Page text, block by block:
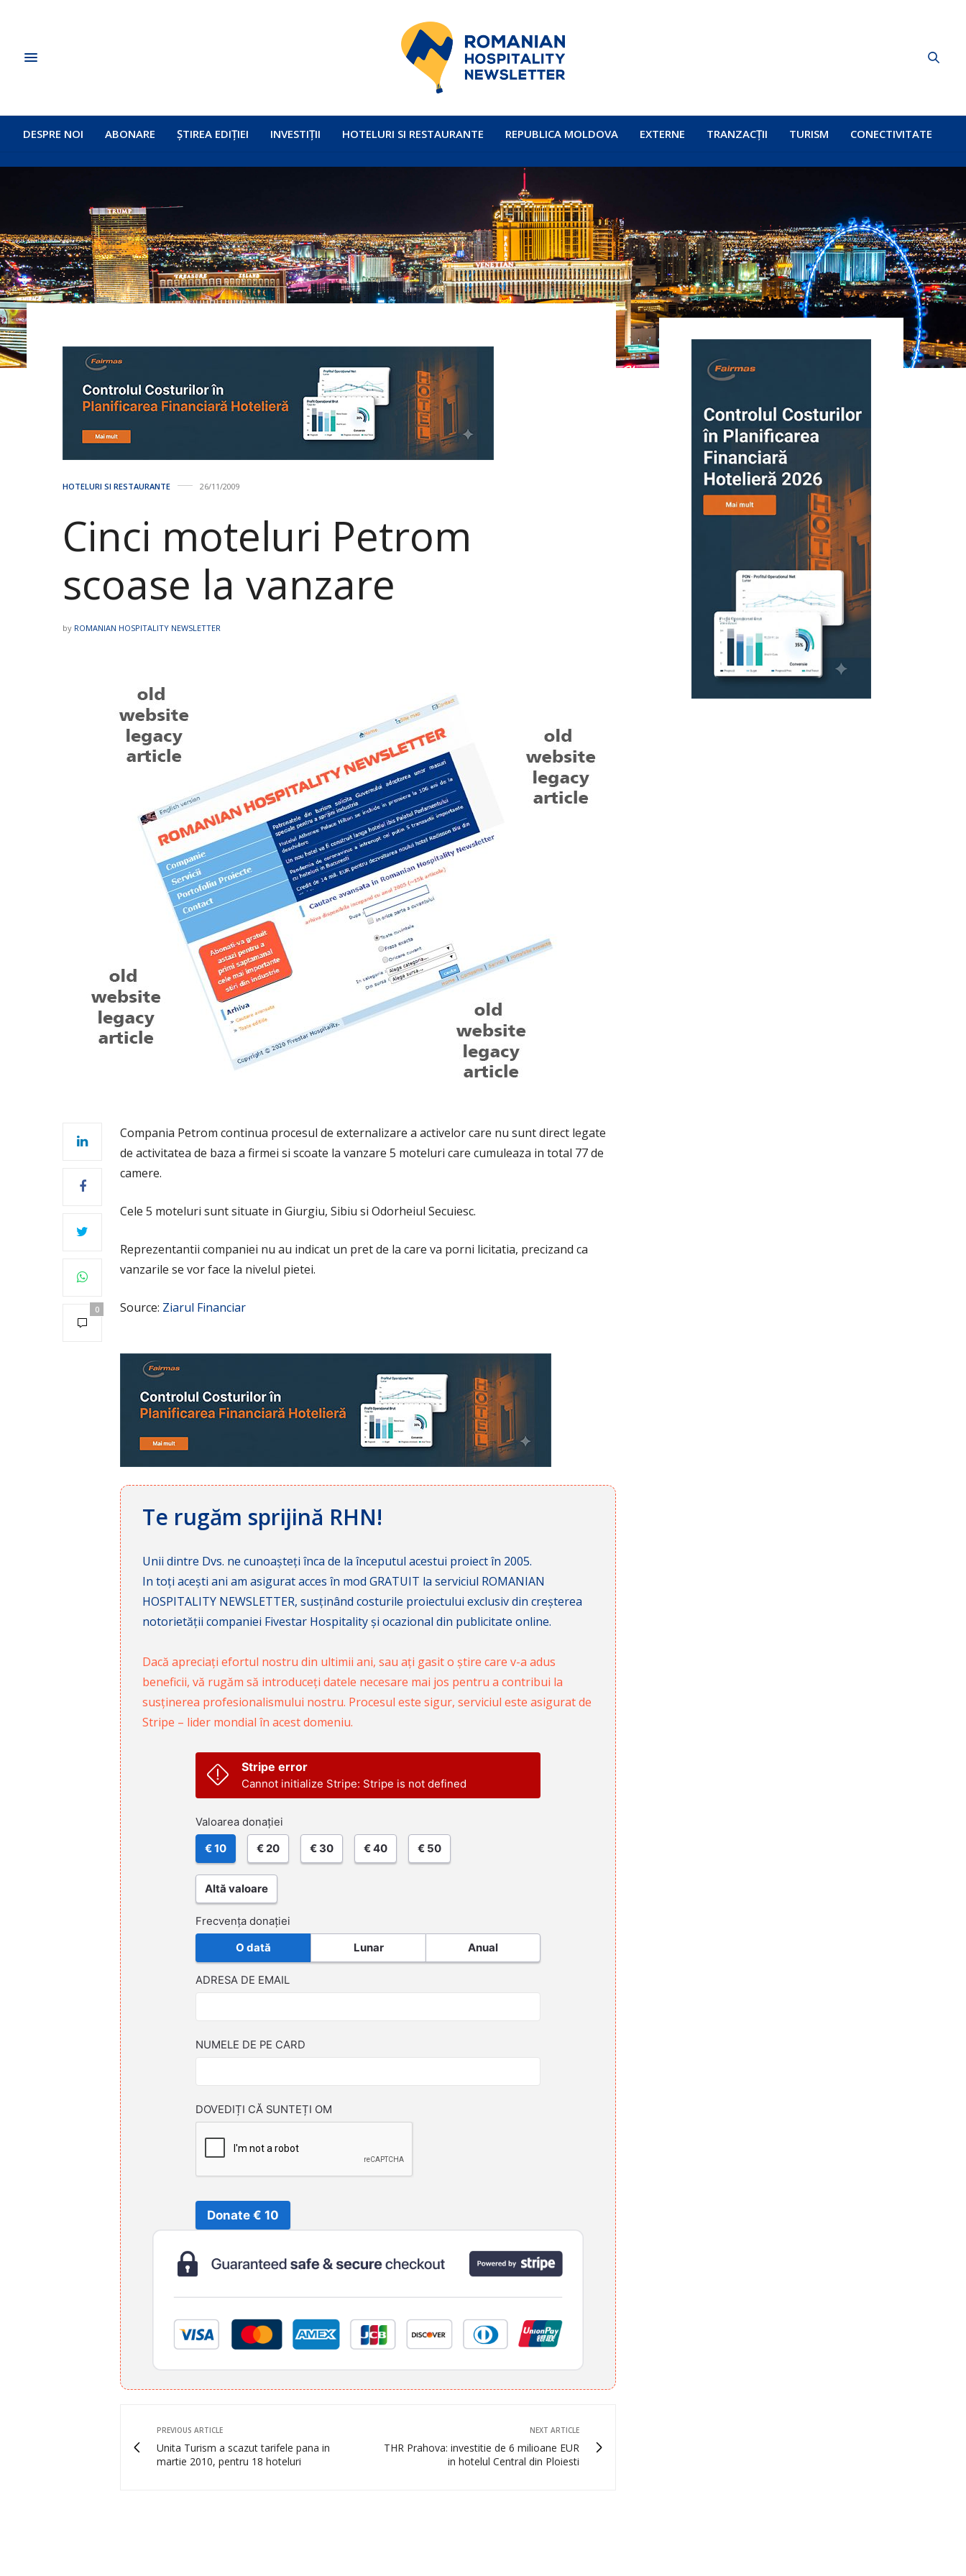
DESPRE NOI ABONARE ȘTIREA EDIȚIEI INVESTIȚII HOTELURI SI RESTAURANTE REPUBLICA MOLDOVA EXTERNE TRANZACȚII TURISM CONECTIVITATE
HOTELURI SI RESTAURANTE 26/11/2009
Cinci moteluri Petrom
scoase la vanzare
by ROMANIAN HOSPITALITY NEWSLETTER
0
Compania Petrom continua procesul de externalizare a activelor care nu sunt direct legate
de activitatea de baza a firmei si scoate la vanzare 5 moteluri care cumuleaza in total 77 de
camere.
Cele 5 moteluri sunt situate in Giurgiu, Sibiu si Odorheiul Secuiesc.
Reprezentantii companiei nu au indicat un pret de la care va porni licitatia, precizand ca
vanzarile se vor face la nivelul pietei.
Source: Ziarul Financiar
Te rugăm sprijină RHN!
Unii dintre Dvs. ne cunoașteți înca de la începutul acestui proiect în 2005.
In toți acești ani am asigurat acces în mod GRATUIT la serviciul ROMANIAN
HOSPITALITY NEWSLETTER, susținând costurile proiectului exclusiv din creșterea
notorietății companiei Fivestar Hospitality și ocazional din publicitate online.
Dacă apreciați efortul nostru din ultimii ani, sau ați gasit o știre care v-a adus
beneficii, vă rugăm să introduceți datele necesare mai jos pentru a contribui la
susținerea profesionalismului nostru. Procesul este sigur, serviciul este asigurat de
Stripe – lider mondial în acest domeniu.
Stripe error
Cannot initialize Stripe: Stripe is not defined
Valoarea donației
€ 10 € 20 € 30 € 40 € 50
Altă valoare
Frecvența donației
O dată Lunar Anual
ADRESA DE EMAIL
NUMELE DE PE CARD
DOVEDIȚI CĂ SUNTEȚI OM
Donate € 10
PREVIOUS ARTICLE
Unita Turism a scazut tarifele pana in
martie 2010, pentru 18 hoteluri
NEXT ARTICLE
THR Prahova: investitie de 6 milioane EUR
in hotelul Central din Ploiesti